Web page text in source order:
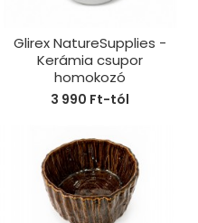
Glirex NatureSupplies -
Kerámia csupor
homokozó
3 990 Ft-tól